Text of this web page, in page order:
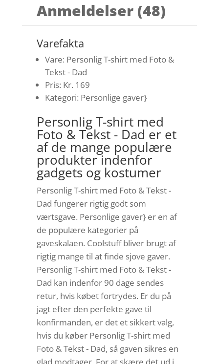
Anmeldelser (48)
Varefakta
Vare: Personlig T-shirt med Foto &
Tekst - Dad
Pris: Kr. 169
Kategori: Personlige gaver}
Personlig T-shirt med
Foto & Tekst - Dad er et
af de mange populære
produkter indenfor
gadgets og kostumer
Personlig T-shirt med Foto & Tekst -
Dad fungerer rigtig godt som
værtsgave. Personlige gaver} er en af
de populære kategorier på
gaveskalaen. Coolstuff bliver brugt af
rigtig mange til at finde sjove gaver.
Personlig T-shirt med Foto & Tekst -
Dad kan indenfor 90 dage sendes
retur, hvis købet fortrydes. Er du på
jagt efter den perfekte gave til
konfirmanden, er det et sikkert valg,
hvis du køber Personlig T-shirt med
Foto & Tekst - Dad, så gaven sikres en